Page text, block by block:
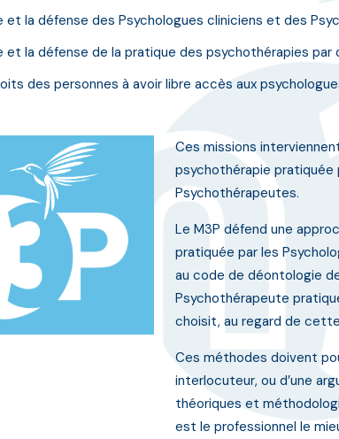
et la défense des Psychologues cliniciens et des
et la défense de la pratique des psychothérapies
des personnes à avoir libre accès aux
Ces missions
psychothérapie pratiquée
Psychothérapeutes.
Le M3P défend une
pratiquée par les
au code de déontologie
Psychothérapeute
choisit, au regard de
Ces méthodes doivent
interlocuteur, ou d’une
théoriques et
est le professionnel le